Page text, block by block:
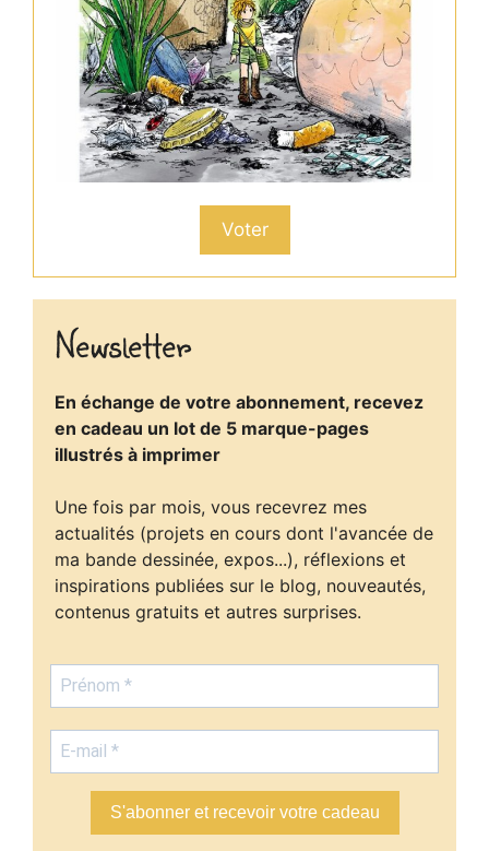
Voter
Newsletter
En échange de votre abonnement, recevez
en cadeau un lot de 5 marque-pages
illustrés à imprimer
Une fois par mois, vous recevrez mes
actualités (projets en cours dont l'avancée de
ma bande dessinée, expos...), réflexions et
inspirations publiées sur le blog, nouveautés,
contenus gratuits et autres surprises.
S'abonner et recevoir votre cadeau